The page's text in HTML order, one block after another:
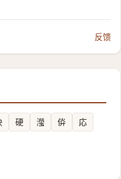
反馈
硬 㶈 㑞
応